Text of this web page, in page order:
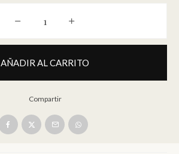
Ricercare de cámara V (quinteto
AÑADIR AL CARRITO
Compartir